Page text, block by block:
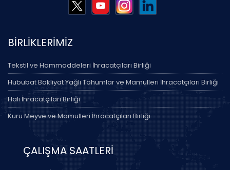
BİRLİKLERİMİZ
Tekstil ve Hammaddeleri İhracatçıları Birliği
Hububat Bakliyat Yağlı Tohumlar ve Mamulleri İhracatçıları Birliği
Halı İhracatçıları Birliği
Kuru Meyve ve Mamulleri İhracatçıları Birliği
ÇALIŞMA SAATLERİ